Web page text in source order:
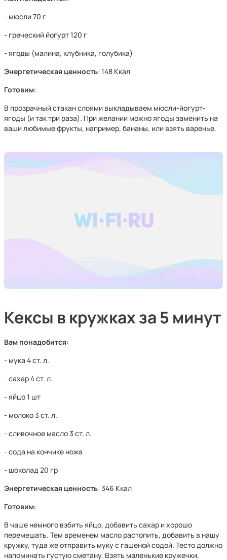
- мюсли 70 г
- греческий йогурт 120 г
- ягоды (малина, клубника, голубика)
Энергетическая ценность: 148 Ккал
Готовим:
В прозрачный стакан слоями выкладываем мюсли-йогурт-
ягоды (и так три раза). При желании можно ягоды заменить на
ваши любимые фрукты, например, бананы, или взять варенье.
Кексы в кружках за 5 минут
Вам понадобится:
- мука 4 ст. л.
- сахар 4 ст. л.
- яйцо 1 шт
- молоко 3 ст. л.
- сливочное масло 3 ст. л.
- сода на кончике ножа
- шоколад 20 гр
Энергетическая ценность: 346 Ккал
Готовим:
В чаше немного взбить яйцо, добавить сахар и хорошо
перемешать. Тем временем масло растопить, добавить в нашу
кружку, туда же отправить муку с гашеной содой. Тесто должно
напоминать густую сметану. Взять маленькие кружечки,